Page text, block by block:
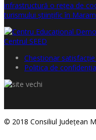
Chestionar
Politica de
© 2018 Consiliul Judeţean